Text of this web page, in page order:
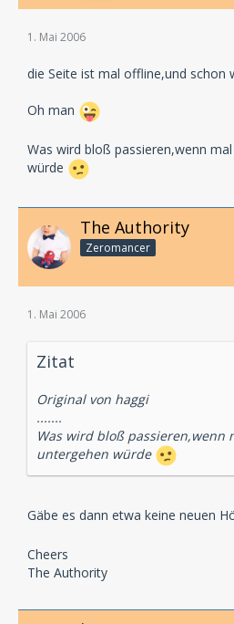
1. Mai 2006
die Seite ist mal offline,und schon
Oh man
Was wird bloß passieren,wenn
würde
The Authority
Zeromancer
1. Mai 2006
Zitat
Original von haggi
.......
Was wird bloß passieren,wenn
untergehen würde
Gäbe es dann etwa keine neuen
Cheers
The Authority